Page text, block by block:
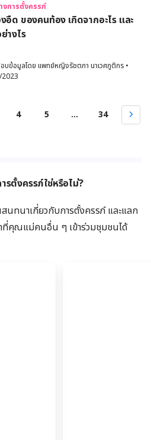
งการตั้งครรภ์
อืด ของคนท้อง เกิดจากอะไร และ
างไร
บข้อมูลโดย แพทย์หญิงรัชตภา นาเวศภูติกร •
4 5 ... 34
ตั้งครรภ์ใช่หรือไม่?
นทนาเกี่ยวกับการตั้งครรภ์ และแลก
คุณแม่คนอื่น ๆ เข้าร่วมชุมชนได้